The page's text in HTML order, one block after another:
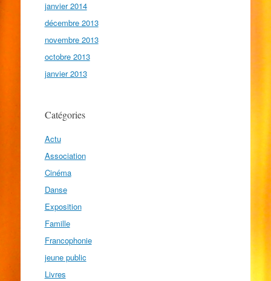
janvier 2014
décembre 2013
novembre 2013
octobre 2013
janvier 2013
Catégories
Actu
Association
Cinéma
Danse
Exposition
Famille
Francophonie
jeune public
Livres